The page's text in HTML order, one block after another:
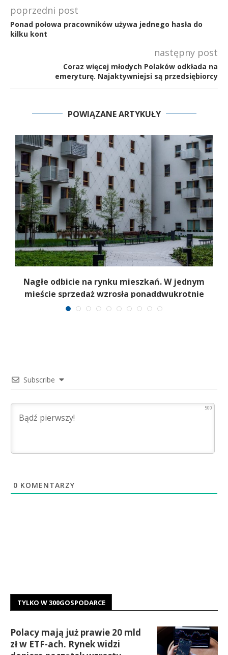
poprzedni post
Ponad połowa pracowników używa jednego hasła do
kilku kont
następny post
Coraz więcej młodych Polaków odkłada na
emeryturę. Najaktywniejsi są przedsiębiorcy
POWIĄZANE ARTYKUŁY
Nagłe odbicie na rynku mieszkań. W jednym
mieście sprzedaż wzrosła ponaddwukrotnie
Subscribe
500
0 KOMENTARZY
TYLKO W 300GOSPODARCE
Polacy mają już prawie 20 mld
zł w ETF-ach. Rynek widzi